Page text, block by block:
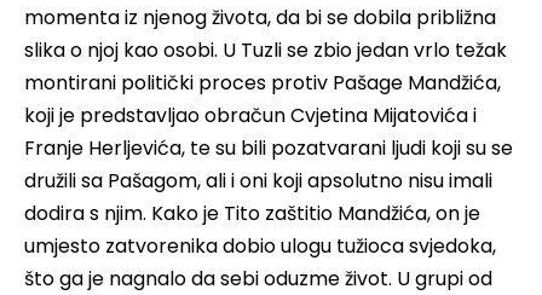
momenta iz njenog života, da bi se dobila približna
slika o njoj kao osobi. U Tuzli se zbio jedan vrlo težak
montirani politički proces protiv Pašage Mandžića,
koji je predstavljao obračun Cvjetina Mijatovića i
Franje Herljevića, te su bili pozatvarani ljudi koji su se
družili sa Pašagom, ali i oni koji apsolutno nisu imali
dodira s njim. Kako je Tito zaštitio Mandžića, on je
umjesto zatvorenika dobio ulogu tužioca svjedoka,
što ga je nagnalo da sebi oduzme život. U grupi od